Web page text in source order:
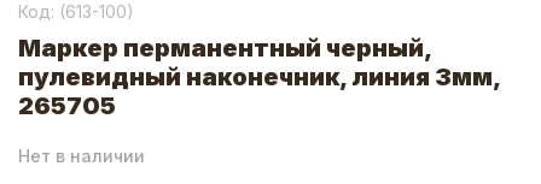
Код: (613-100)
Маркер перманентный черный,
пулевидный наконечник, линия 3мм,
265705
Нет в наличии